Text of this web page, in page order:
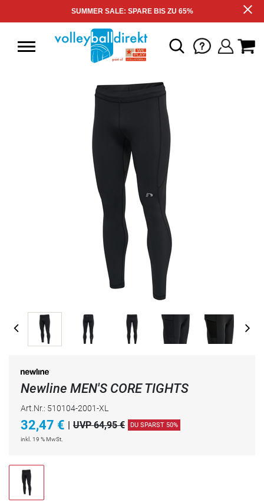
SUMMER SALE: SPARE BIS ZU 65%
Newline MEN'S CORE TIGHTS
Art.Nr.: 510104-2001-XL
32,47 € | UVP 64,95 € DU SPARST 50%
inkl. 19 % MwSt.